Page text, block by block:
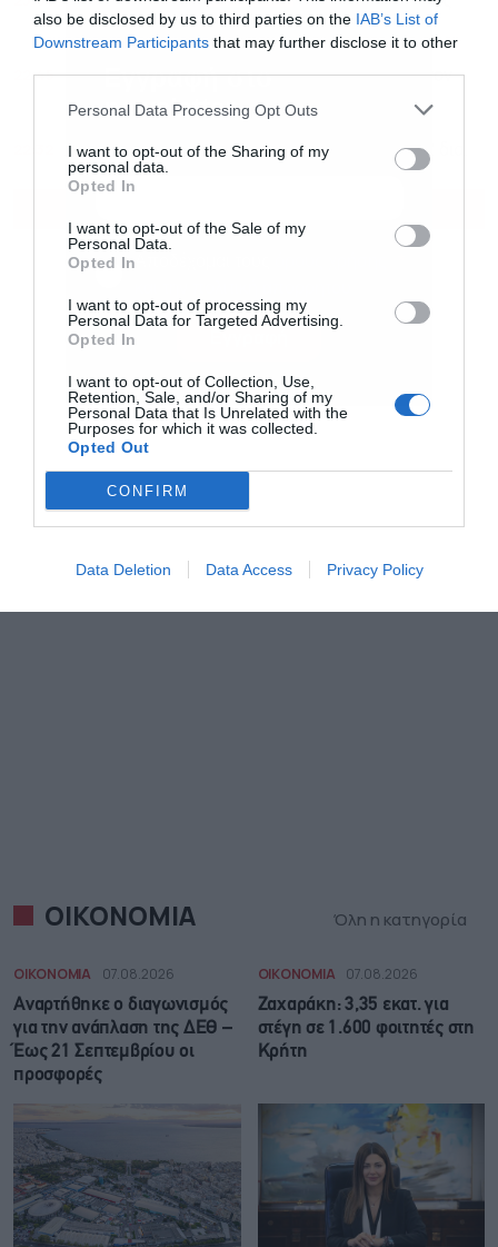
also be disclosed by us to third parties on the IAB’s List of
Downstream Participants that may further disclose it to other
Personal Data Processing Opt Outs
I want to opt-out of the Sharing of my
personal data.
Opted In
I want to opt-out of the Sale of my
Personal Data.
Opted In
I want to opt-out of processing my
Personal Data for Targeted Advertising.
Opted In
I want to opt-out of Collection, Use,
Retention, Sale, and/or Sharing of my
Personal Data that Is Unrelated with the
Purposes for which it was collected.
Opted Out
CONFIRM
Data Deletion Data Access Privacy Policy
κυρώσεις στη Ρωσία
22:45 Στη Σερβία ο Ζελένσκι: Κρίσιμη συνάντηση με τον
Amazon: Πώς χτίζει κρυφά data center αξίας 2 δισ.
ΟΙΚΟΝΟΜΙΑ Όλη η κατηγορία
ΟΙΚΟΝΟΜΙΑ 07.08.2026
Αναρτήθηκε o διαγωνισμός
για την ανάπλαση της ΔΕΘ –
Έως 21 Σεπτεμβρίου οι
προσφορές
ΟΙΚΟΝΟΜΙΑ 07.08.2026
Ζαχαράκη: 3,35 εκατ. για
στέγη σε 1.600 φοιτητές στη
Κρήτη
Εγγραφή στο
newsletter
Αποδέχομαι τους